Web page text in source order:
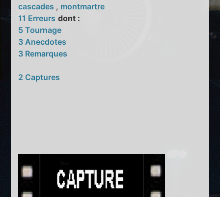
cascades , montmartre
11 Erreurs dont :
5 Tournage
3 Anecdotes
3 Remarques
2 Captures